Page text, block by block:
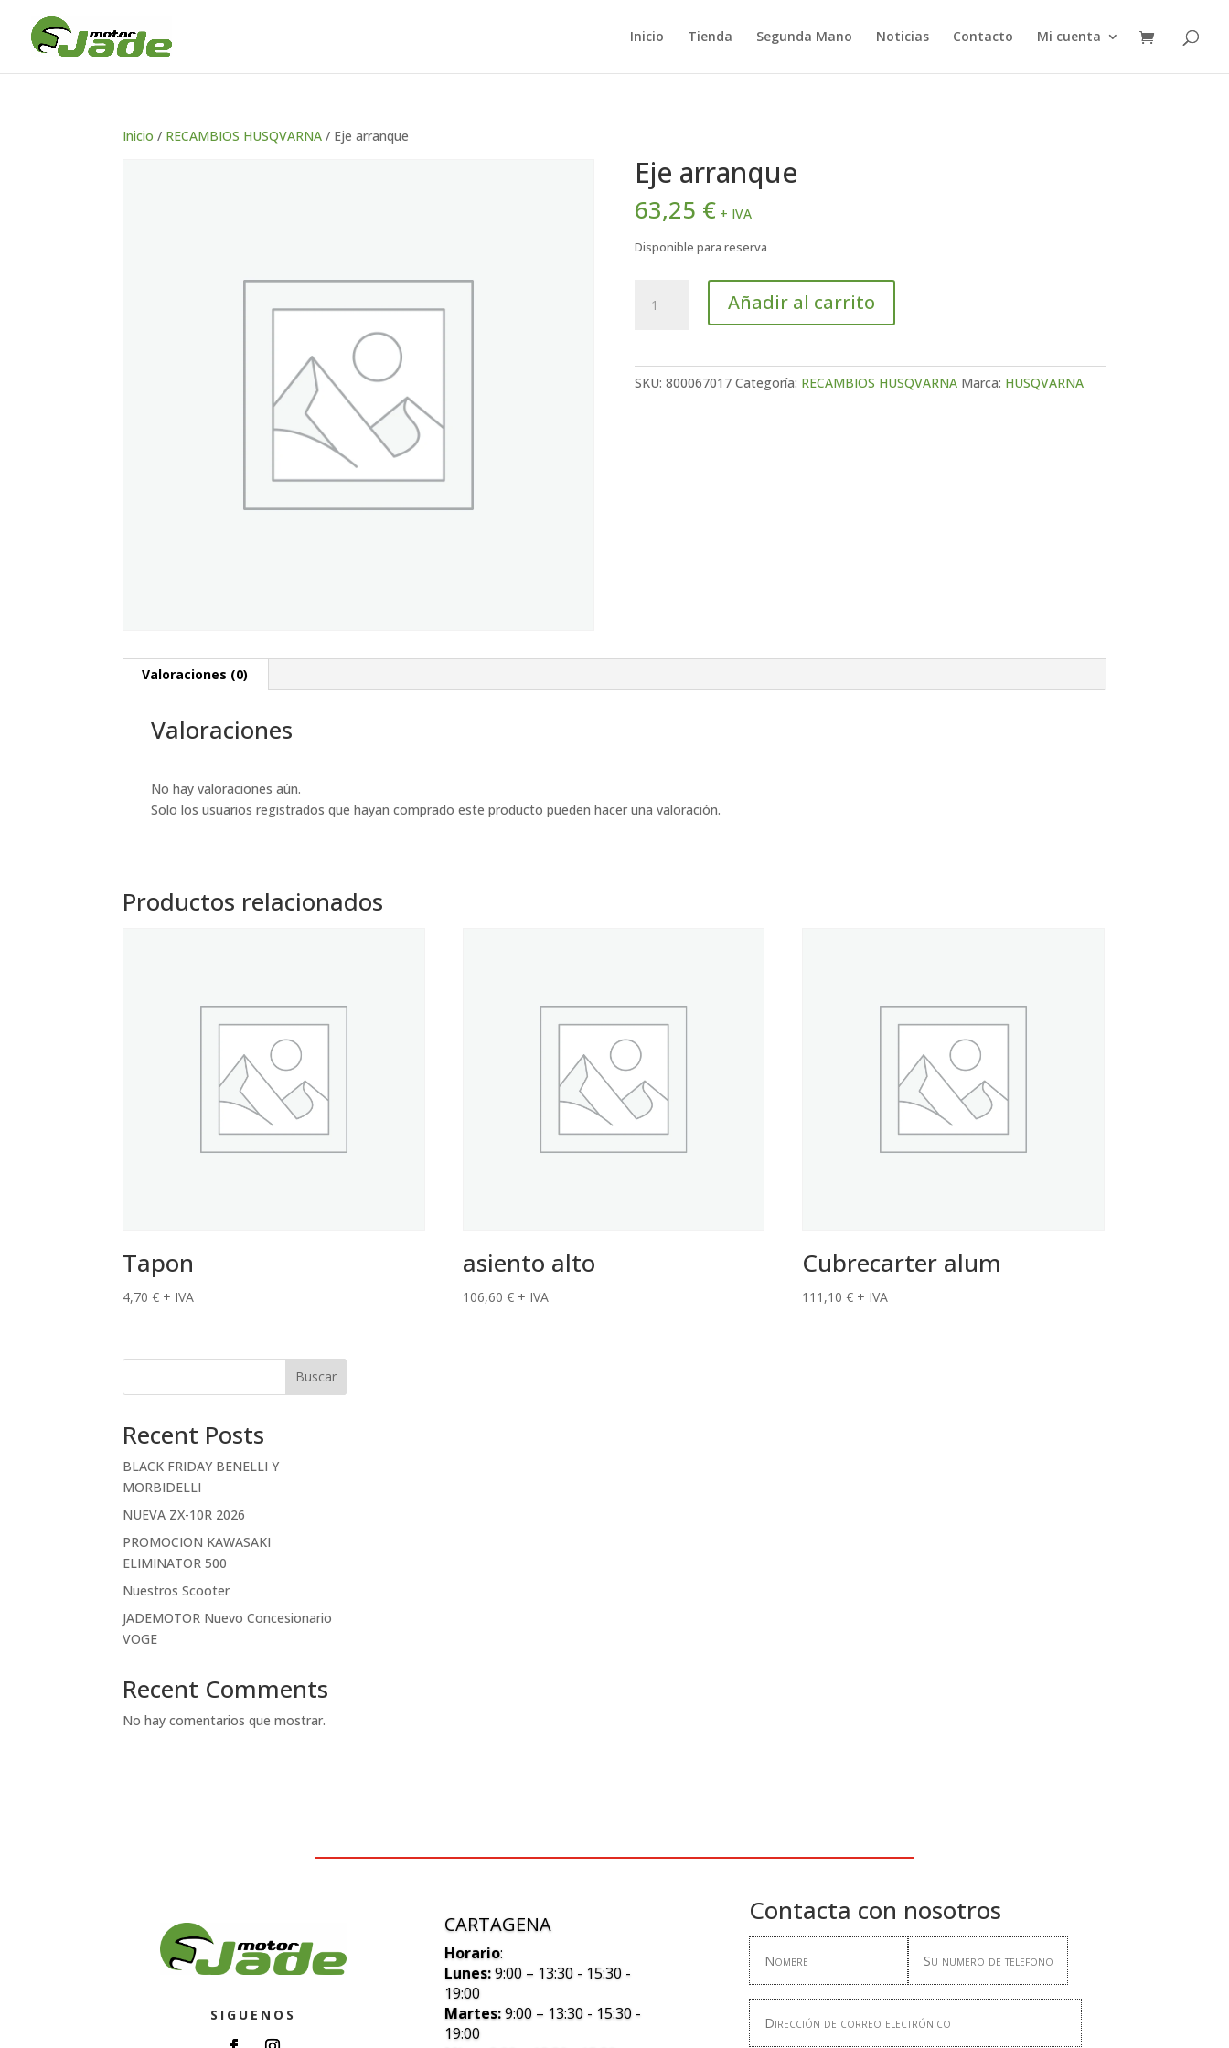
Inicio Tienda Segunda Mano Noticias Contacto Mi cuenta
Inicio / RECAMBIOS HUSQVARNA / Eje arranque
Eje arranque
63,25 € + IVA
Disponible para reserva
arranque
Añadir al carrito
SKU: 800067017 Categoría: RECAMBIOS HUSQVARNA Marca: HUSQVARNA
Valoraciones (0)
Valoraciones
No hay valoraciones aún.
Solo los usuarios registrados que hayan comprado este producto pueden hacer una valoración.
Productos relacionados
Tapon
4,70€ + IVA
asiento alto
106,60 € + IVA
Cubrecarter alum
111,10€ + IVA
Buscar
Recent Posts
BLACK FRIDAY BENELLI Y
MORBIDELLI
NUEVA ZX-10R 2026
PROMOCION KAWASAKI
ELIMINATOR 500
Nuestros Scooter
JADEMOTOR Nuevo Concesionario
VOGE
Recent Comments
No hay comentarios que mostrar.
SIGUENOS
CARTAGENA
Horario:
Lunes:9:00 – 13:30 - 15:30 -
19:00
Martes:9:00 – 13:30 - 15:30 -
19:00
Contacta con nosotros